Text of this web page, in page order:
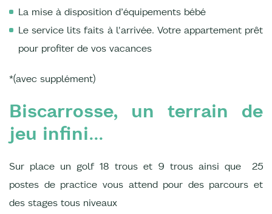
La mise à disposition d’équipements bébé
Le service lits faits à l'arrivée. Votre appartement prêt
pour profiter de vos vacances
*(avec supplément)
Biscarrosse, un terrain de
jeu infini...
Sur place un golf 18 trous et 9 trous ainsi que 25
postes de practice vous attend pour des parcours et
des stages tous niveaux